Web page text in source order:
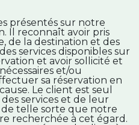
présentés sur notre
Il reconnaît avoir pris
de la destination et des
services disponibles sur
et avoir sollicité et
et/ou
sa réservation en
Le client est seul
services et de leur
de telle sorte que notre
recherchée à cet égard.